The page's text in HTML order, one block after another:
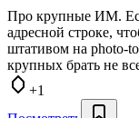
Про крупные ИМ.
адресной строке,
штативом на photo-
крупных брать не
+1